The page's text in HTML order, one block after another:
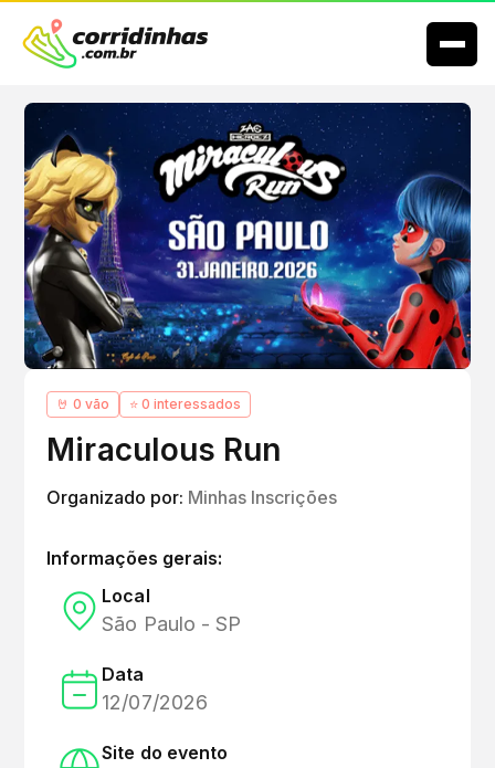
🤘 0 vão ⭐ 0 interessados
Miraculous Run
Organizado por: Minhas Inscrições
Informações gerais:
Local
São Paulo - SP
Data
12/07/2026
Site do evento